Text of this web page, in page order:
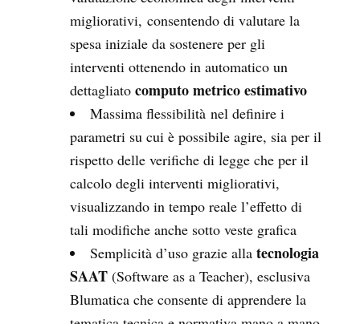
migliorativi, consentendo di valutare la
spesa iniziale da sostenere per gli
interventi ottenendo in automatico un
dettagliato computo metrico estimativo
Massima flessibilità nel definire i
parametri su cui è possibile agire, sia per il
rispetto delle verifiche di legge che per il
calcolo degli interventi migliorativi,
visualizzando in tempo reale l’effetto di
tali modifiche anche sotto veste grafica
Semplicità d’uso grazie alla tecnologia
SAAT (Software as a Teacher), esclusiva
Blumatica che consente di apprendere la